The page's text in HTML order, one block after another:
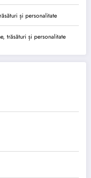
și personalitate
trăsături și personalitate